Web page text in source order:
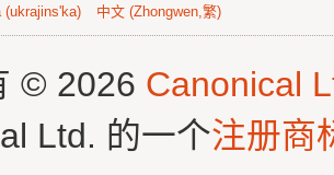
(ukrajins'ka) 中文 (Zhongwen,繁)
© 2026 Canonical
Ltd. 的一个注册商